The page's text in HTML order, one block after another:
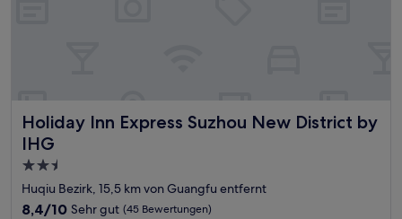
Holiday Inn Express Suzhou New District by
IHG
Holiday Inn Express Suzhou New District by IHG
2.5-
Sterne-
Unterkunft
Huqiu Bezirk, 15,5 km von Guangfu entfernt
8.4
8,4/10 Sehr gut (45 Bewertungen)